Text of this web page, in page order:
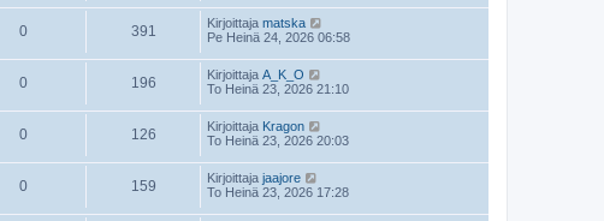
0 391 Kirjoittaja matska
Pe Heinä 24, 2026 06:58
0 196 Kirjoittaja A_K_O
To Heinä 23, 2026 21:10
0 126 Kirjoittaja Kragon
To Heinä 23, 2026 20:03
0 159 Kirjoittaja jaajore
To Heinä 23, 2026 17:28